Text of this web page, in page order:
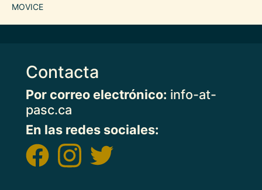
MOVICE
Contacta
Por correo electrónico: info-at-
pasc.ca
En las redes sociales: